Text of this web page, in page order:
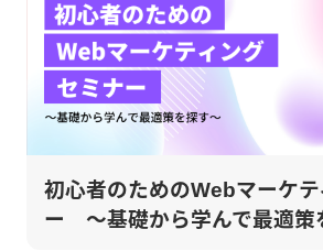
初心者のためのWebマーケ
ー ～基礎から学んで最適策